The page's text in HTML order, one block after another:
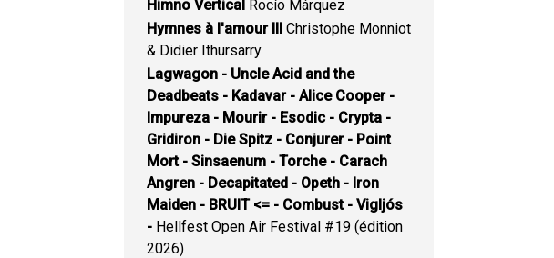
Himno Vertical Rocío Márquez
Hymnes à l'amour III Christophe Monniot
& Didier Ithursarry
Lagwagon - Uncle Acid and the
Deadbeats - Kadavar - Alice Cooper -
Impureza - Mourir - Esodic - Crypta -
Gridiron - Die Spitz - Conjurer - Point
Mort - Sinsaenum - Torche - Carach
Angren - Decapitated - Opeth - Iron
Maiden - BRUIT <= - Combust - Vigljós
- Hellfest Open Air Festival #19 (édition
2026)